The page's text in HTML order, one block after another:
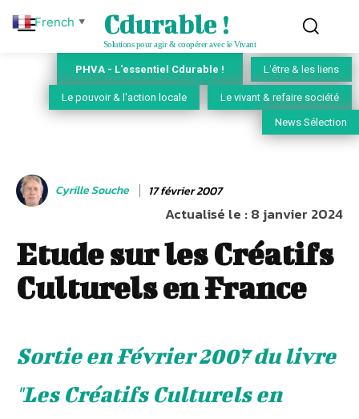
Cdurable !
Solutions pour agir & coopérer avec le Vivant
PHVA - L'essentiel Cdurable ! L'être & les liens
Le pouvoir & l'action locale Le vivant & refaire société
News Sélection
Cyrille Souche 17 février 2007
Actualisé le :8 janvier 2024
Etude sur les Créatifs
Culturels en France
Sortie en Février 2007 du livre
"Les Créatifs Culturels en
French ▼